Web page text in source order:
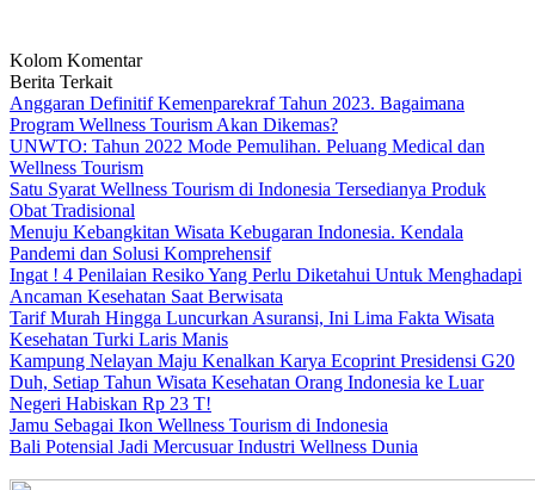
Kolom Komentar
Berita Terkait
Anggaran Definitif Kemenparekraf Tahun 2023. Bagaimana
Program Wellness Tourism Akan Dikemas?
UNWTO: Tahun 2022 Mode Pemulihan. Peluang Medical dan
Wellness Tourism
Satu Syarat Wellness Tourism di Indonesia Tersedianya Produk
Obat Tradisional
Menuju Kebangkitan Wisata Kebugaran Indonesia. Kendala
Pandemi dan Solusi Komprehensif
Ingat ! 4 Penilaian Resiko Yang Perlu Diketahui Untuk Menghadapi
Ancaman Kesehatan Saat Berwisata
Tarif Murah Hingga Luncurkan Asuransi, Ini Lima Fakta Wisata
Kesehatan Turki Laris Manis
Kampung Nelayan Maju Kenalkan Karya Ecoprint Presidensi G20
Duh, Setiap Tahun Wisata Kesehatan Orang Indonesia ke Luar
Negeri Habiskan Rp 23 T!
Jamu Sebagai Ikon Wellness Tourism di Indonesia
Bali Potensial Jadi Mercusuar Industri Wellness Dunia